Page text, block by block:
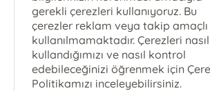
gerekli çerezleri kullanıyoruz. Bu
çerezler reklam veya takip amaçlı
kullanılmamaktadır. Çerezleri nasıl
kullandığımızı ve nasıl kontrol
edebileceğinizi öğrenmek için
Politikamızı inceleyebilirsiniz.